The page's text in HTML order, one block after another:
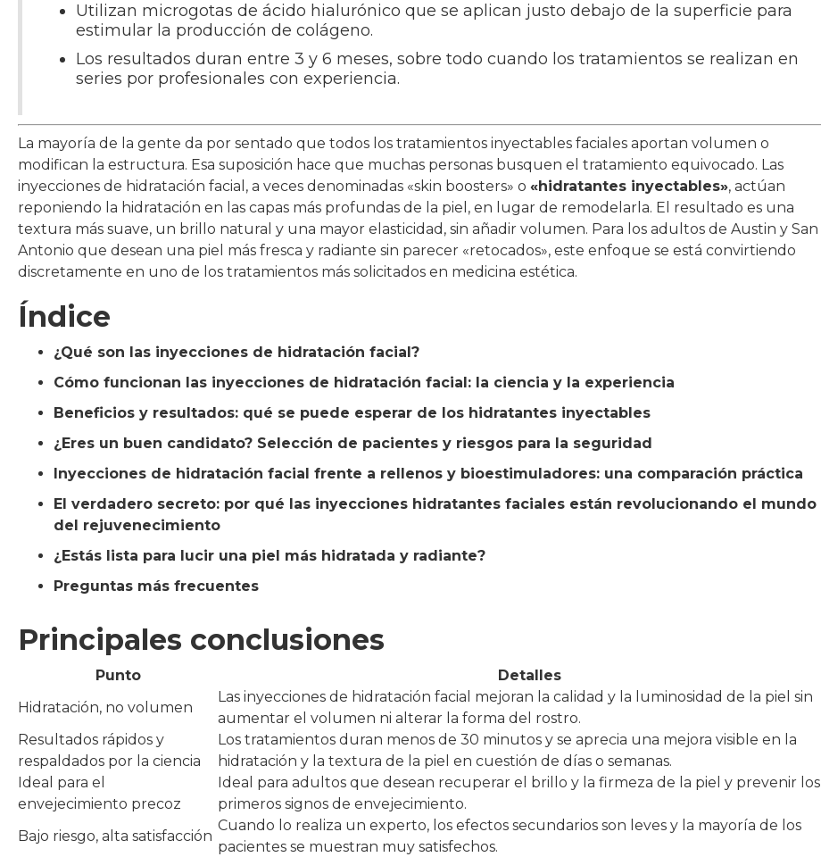
Utilizan microgotas de ácido hialurónico que se aplican justo debajo de la superficie para
estimular la producción de colágeno.
Los resultados duran entre 3 y 6 meses, sobre todo cuando los tratamientos se realizan en
series por profesionales con experiencia.
La mayoría de la gente da por sentado que todos los tratamientos inyectables faciales aportan volumen o
modifican la estructura. Esa suposición hace que muchas personas busquen el tratamiento equivocado. Las
inyecciones de hidratación facial, a veces denominadas «skin boosters» o «hidratantes inyectables», actúan
reponiendo la hidratación en las capas más profundas de la piel, en lugar de remodelarla. El resultado es una
textura más suave, un brillo natural y una mayor elasticidad, sin añadir volumen. Para los adultos de Austin y San
Antonio que desean una piel más fresca y radiante sin parecer «retocados», este enfoque se está convirtiendo
discretamente en uno de los tratamientos más solicitados en medicina estética.
Índice
¿Qué son las inyecciones de hidratación facial?
Cómo funcionan las inyecciones de hidratación facial: la ciencia y la experiencia
Beneficios y resultados: qué se puede esperar de los hidratantes inyectables
¿Eres un buen candidato? Selección de pacientes y riesgos para la seguridad
Inyecciones de hidratación facial frente a rellenos y bioestimuladores: una comparación práctica
El verdadero secreto: por qué las inyecciones hidratantes faciales están revolucionando el mundo
del rejuvenecimiento
¿Estás lista para lucir una piel más hidratada y radiante?
Preguntas más frecuentes
Principales conclusiones
Punto
Detalles
Hidratación, no volumen
Las inyecciones de hidratación facial mejoran la calidad y la luminosidad de la piel sin
aumentar el volumen ni alterar la forma del rostro.
Resultados rápidos y
respaldados por la ciencia
Los tratamientos duran menos de 30 minutos y se aprecia una mejora visible en la
hidratación y la textura de la piel en cuestión de días o semanas.
Ideal para el
envejecimiento precoz
Ideal para adultos que desean recuperar el brillo y la firmeza de la piel y prevenir los
primeros signos de envejecimiento.
Bajo riesgo, alta satisfacción
Cuando lo realiza un experto, los efectos secundarios son leves y la mayoría de los
pacientes se muestran muy satisfechos.